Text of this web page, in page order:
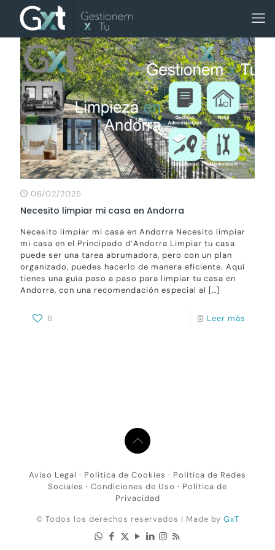
06/02/2025
Necesito limpiar mi casa en Andorra
Necesito limpiar mi casa en Andorra Necesito limpiar
mi casa en el Principado d’Andorra Limpiar tu casa
puede ser una tarea abrumadora, pero con un plan
organizado, puedes hacerlo de manera eficiente. Aquí
tienes una guía paso a paso para limpiar tu casa en
Andorra, con una recomendación especial al […]
6 Leer más
Aviso Legal · Politica de Cookies · Politica de Redes
Sociales · Condiciones de Uso · Política de
Privacidad
© Todos los derechos reservados | Made by GxT